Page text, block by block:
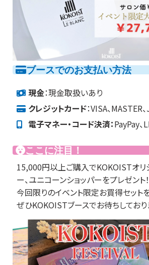
ブースでのお支払い方法
現金：現金取扱いあり
クレジットカード：VISA、MASTER
電子マネー・コード決済：PayPay、
ここに注目！
15,000円以上ご購入でKOKOISTオリ
ー、ユニコーンショッパーをプレゼント！
今回限りのイベント限定お買得セット
ぜひKOKOISTブースでお待ちしており